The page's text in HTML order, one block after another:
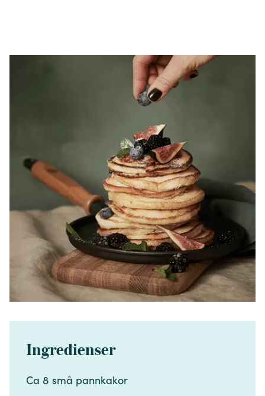
Ingredienser
Ca 8 små pannkakor​​​​‌ ‍ ​‍​‍‌‍ ‌ ​‍‌‍‍‌‌‍‌ ‌‍‍‌‌‍ ‍​‍​‍​ ‍‍​‍​‍‌ ​ ‌‍​‌‌‍ ‍‌‍‍‌‌ ‌​‌ ‍‌​‍ ‍‌‍‍‌‌‍ ​‍​‍​‍ ​​‍​‍‌‍‍​‌ ​‍‌‍‌‌‌‍‌‍​‍​‍​ ‍‍​‍​‍‌‍‍​‌ ‌​‌ ‌​‌ ​​‌ ​ ​ ‍‍​‍ ​‍ ‌‍​ ‌‍ ‌‌ ​ ​‍ ‍‌‍​ ‌‍‌‌‌ ​‍‌ ‌‍‌‍‌‌‌ ​‍‌‍​‌​‍ ‍‌ ​ ‌‍‌‌​‍ ‌ ​​‌ ​‍‌‍ ‌‍‌​‌ ‌‌‌‍​ ‌ ‌​‌‍‍‌‌‍ ‌‍ ‍​‍ ‌‍‍‌‌‍ ‍‌ ‌​‌‍‌‌‌‍ ‍‌ ‌​​‍ ‌‍‌‌‌‍‌​‌‍‍‌‌ ‌​​‍ ‌‍ ‌‌‍ ‌‍‌​‌‍‌‌​ ‌‌ ​​‌ ​‍‌‍‌‌‌ ​ ‌‍‌‌‌‍ ‍‌ ‌​‌‍​‌‌ ‌​‌‍‍‌‌‍ ‌‍ ‍​ ‍ ‌‍‍‌‌‍‌​​ ‌​ ‍​​ ‌ ‌‍​‍​ ‌‍​ ‌‍​ ​‍‌‍​‍​ ‍‌​‍ ‌‌‍‌‍‌‍​‌​ ‌​​ ‌ ​‍ ‌​ ‌​​ ‌​‌‍​‍​ ​‌​‍ ‌​ ‍​‌‍​‍‌‍‌‍​ ​‍​‍ ‌​ ​​‌‍​ ​ ‌‍‌‍‌‍​ ‌‌‌‍​‌‌‍​ ‌‍‌​‌‍‌​​ ‍​‌‍‌‍​ ​ ​ ‍ ‌ ‌​‌ ‍‌‌ ​​‌‍‌‌​ ‌‌ ​​‌‍​‌‌‍‌ ‌‍‌‌​ ‍ ‌ ​​‌‍​‌‌ ‌​‌‍‍​​ ‌‌‍​‍‌‍ ​‌‍ ‌‍​ ‌‍‍ ‌ ​ ​‍‌‌​ ‌‌‌​​‍‌‌ ‌‍‍ ‌‍‌‌‌ ‍‌​‍‌‌​ ​ ‌​‌​​‍‌‌​ ​ ‌​‌​​‍‌‌​ ​‍​ ​‍​ ‌​‌‍‌‌‌‍​ ​ ‍‌​ ‌​​ ​ ​ ‌‌‌‍‌‍​‍ ‌‌‍​‍​ ‌​​ ‌​‌‍​‌​‍ ‌​ ‌​​ ‌‌‌‍‌‌​ ​‍​‍ ‌​ ‍‌​ ​ ​ ‌​​ ​ ​‍ ‌‌‍​‌​ ‌‌‌‍​‌​ ​ ​ ​‌‌‍​‌​ ‍​‌‍‌​​ ‌ ​ ​​‌‍‌​​ ​ ​‍‌‌​ ​‍​ ​‍​‍‌‌​ ‌‌‌​‌​​‍ ‍‌‍​ ‌‍ ‌‍ ​‌ ‌‌‌‍ ‌‌‍ ‍‌ ​ ​‍‌‌​ ‌‌‌​​‍‌‌ ‌‍‍ ‌‍‌‌‌ ‍‌​‍‌‌​ ​ ‌​‌​​‍‌‌​ ​ ‌​‌​​‍‌‌​ ​‍​ ​‍​ ​​​ ​ ‌‍​‌​ ‌​‌‍‌‍​ ‍​‌‍‌‍‌‍‌‌​ ​​​ ​‍​ ‌‌​ ‌​​‍‌‌​ ​‍​ ​‍​‍‌‌​ ‌‌‌​‌​​‍ ‍‌‍‍‌‌ ‌​‌‍‌‌‌‍ ‌‌ ​ ​‍‌‌​ ‌‌‌​​‍​ ​​​‍‌‌​ ‌‌‌​‌​​ ‌‍​‍‌‍​‌‌ ​ ‌‍‌‌‌‌‌‌‌ ​‍‌‍ ​​ ‌‌‍‍​‌ ‌​‌ ‌​‌ ​​‌ ​ ​‍‌‌​ ​ ‌​​‌​‍‌‌​ ​‍‌​‌‍​‍‌‌​ ​‍‌​‌‍‌‍​ ‌‍ ‌‌ ​ ​‍ ‍‌‍​ ‌‍‌‌‌ ​‍‌ ‌‍‌‍‌‌‌ ​‍‌‍​‌​‍ ‍‌ ​ ‌‍‌‌​‍‌‍‌‍‍‌‌‍‌​​ ‌​ ‍​​ ‌ ‌‍​‍​ ‌‍​ ‌‍​ ​‍‌‍​‍​ ‍‌​‍ ‌‌‍‌‍‌‍​‌​ ‌​​ ‌ ​‍ ‌​ ‌​​ ‌​‌‍​‍​ ​‌​‍ ‌​ ‍​‌‍​‍‌‍‌‍​ ​‍​‍ ‌​ ​​‌‍​ ​ ‌‍‌‍‌‍​ ‌‌‌‍​‌‌‍​ ‌‍‌​‌‍‌​​ ‍​‌‍‌‍​ ​ ​‍‌‍‌ ‌​‌ ‍‌‌ ​​‌‍‌‌​ ‌‌ ​​‌‍​‌‌‍‌ ‌‍‌‌​‍‌‍‌ ​​‌‍​‌‌ ‌​‌‍‍​​ ‌‌‍​‍‌‍ ​‌‍ ‌‍​ ‌‍‍ ‌ ​ ​‍‌‌​ ‌‌‌​​‍‌‌ ‌‍‍ ‌‍‌‌‌ ‍‌​‍‌‌​ ​ ‌​‌​​‍‌‌​ ​ ‌​‌​​‍‌‌​ ​‍​ ​‍​ ‌​‌‍‌‌‌‍​ ​ ‍‌​ ‌​​ ​ ​ ‌‌‌‍‌‍​‍ ‌‌‍​‍​ ‌​​ ‌​‌‍​‌​‍ ‌​ ‌​​ ‌‌‌‍‌‌​ ​‍​‍ ‌​ ‍‌​ ​ ​ ‌​​ ​ ​‍ ‌‌‍​‌​ ‌‌‌‍​‌​ ​ ​ ​‌‌‍​‌​ ‍​‌‍‌​​ ‌ ​ ​​‌‍‌​​ ​ ​‍‌‌​ ​‍​ ​‍​‍‌‌​ ‌‌‌​‌​​‍ ‍‌‍​ ‌‍ ‌‍ ​‌ ‌‌‌‍ ‌‌‍ ‍‌ ​ ​‍‌‌​ ‌‌‌​​‍‌‌ ‌‍‍ ‌‍‌‌‌ ‍‌​‍‌‌​ ​ ‌​‌​​‍‌‌​ ​ ‌​‌​​‍‌‌​ ​‍​ ​‍​ ​​​ ​ ‌‍​‌​ ‌​‌‍‌‍​ ‍​‌‍‌‍‌‍‌‌​ ​​​ ​‍​ ‌‌​ ‌​​‍‌‌​ ​‍​ ​‍​‍‌‌​ ‌‌‌​‌​​‍ ‍‌‍‍‌‌ ‌​‌‍‌‌‌‍ ‌‌ ​ ​‍‌‌​ ‌‌‌​​‍​ ​​​‍‌‌​ ‌‌‌​‌​​‍‌‍‌ ‌ ‌‍ ‌ ​‍‌‍‍ ‌ ​ ‌ ​​‌‍​‌‌‍​ ‌‍‌‌​ ‌‌ ​​‌ ​‍‌‍ ‌‍‌​‌ ‌‌‌‍​ ‌ ‌​‌‍‍‌‌‍ ‌‍ ‍​‍‌‍‌ ​​‌‍‌‌‌ ​‍‌ ​ ‌ ​​‌‍‌‌‌‍​ ‌ ‌​‌‍‍‌‌ ‌‍‌‍‌‌​ ‌‌ ​​‌ ‌‌‌‍​‍‌‍ ​‌‍‍‌‌ ​ ‌‍‍​‌‍‌‌‌‍‌​​‍​‍‌ ‌